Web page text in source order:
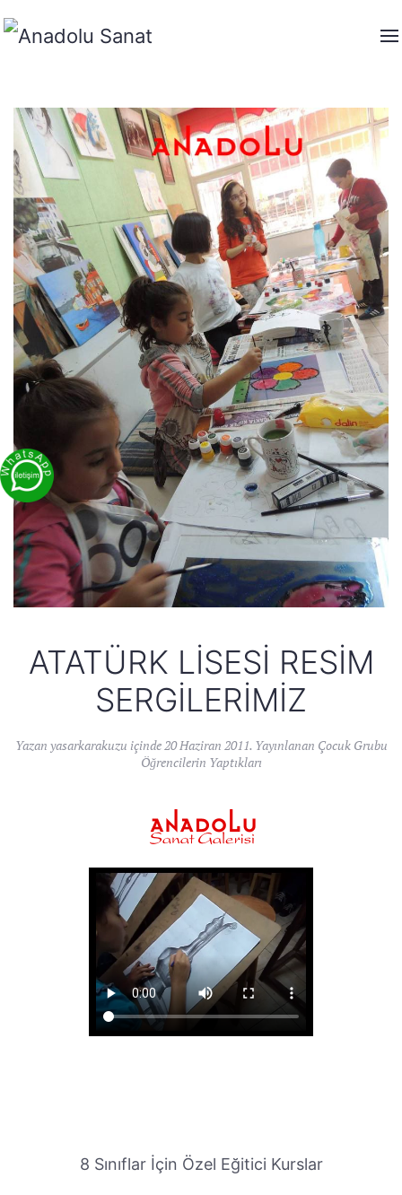
ATATÜRK LISESI RESIM
SERGILERIMIZ
Yazan yasarkarakuzu içinde20 Haziran 2011. Yayınlanan Çocuk Grubu
Öğrencilerin Yaptıkları
8 Sınıflar İçin Özel Eğitici Kurslar